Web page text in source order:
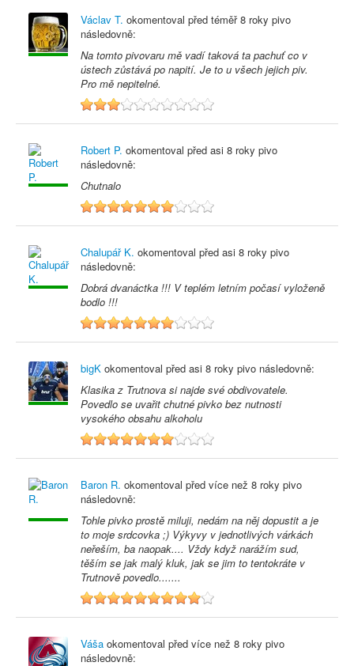
Václav T. okomentoval před téměř 8 roky pivo
následovně:
Na tomto pivovaru mě vadí taková ta pachuť co v
ústech zůstává po napití. Je to u všech jejich piv.
Pro mě nepitelné.
3
Robert P. okomentoval před asi 8 roky pivo
následovně:
Chutnalo
7
Chalupář K. okomentoval před asi 8 roky pivo
následovně:
Dobrá dvanáctka !!! V teplém letním počasí vyloženě
bodlo !!!
7
bigK okomentoval před asi 8 roky pivo následovně:
Klasika z Trutnova si najde své obdivovatele.
Povedlo se uvařit chutné pivko bez nutnosti
vysokého obsahu alkoholu
7
Baron R. okomentoval před více než 8 roky pivo
následovně:
Tohle pivko prostě miluji, nedám na něj dopustit a je
to moje srdcovka ;) Výkyvy v jednotlivých várkách
neřeším, ba naopak.... Vždy když narážím sud,
těším se jak malý kluk, jak se jim to tentokráte v
Trutnově povedlo.......
9
Váša okomentoval před více než 8 roky pivo
následovně: